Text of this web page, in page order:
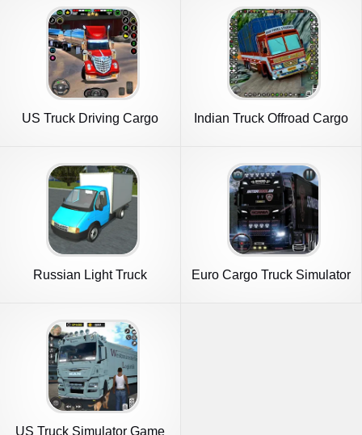
US Truck Driving Cargo
Indian Truck Offroad Cargo
Russian Light Truck
Euro Cargo Truck Simulator
US Truck Simulator Game